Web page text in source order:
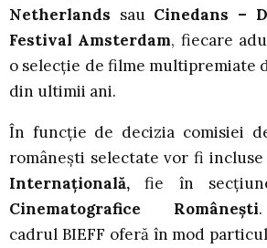
Netherlands sau Cinedans –
Festival Amsterdam, fiecare
o selecţie de filme multipremiate
din ultimii ani.
În funcție de decizia comisiei
românești selectate vor fi
Internațională, fie în
Cinematografice Românești
cadrul BIEFF oferă în mod